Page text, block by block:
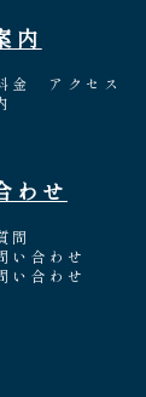
内
金
アクセス
わせ
問
い合わせ
い合わせ